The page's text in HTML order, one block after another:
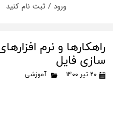
ورود / ثبت نام کنید
راهکارها و نرم
سازی فایل
۲۰ تیر ۱۴۰۰ آموزشی